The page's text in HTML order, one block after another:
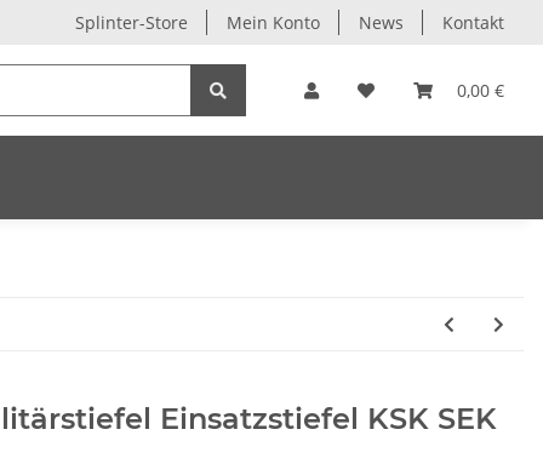
Splinter-Store Mein Konto News Kontakt
0,00 €
Einsatzstiefel KSK SEK